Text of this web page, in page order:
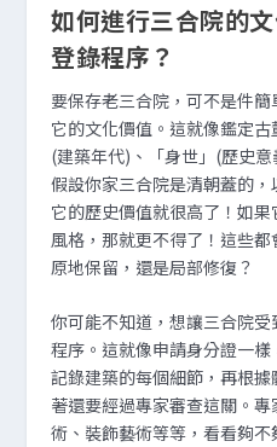
如何進行三合院的
登錄程序？
要保存老三合院，可不是件
它的文化價值。這就像鑑定古
(建築年代)、「身世」(歷史
假設你家三合院是清朝蓋的
它的歷史價值就很高了！如
風格，那就更不得了！這些
原地保留，還是局部修復？
你可能不知道，想讓三合院受
程序。這就像申請身分證一樣
記錄建築的每個細節，再根
著還要經過專家審查這關。
術、裝飾藝術等等，看看夠